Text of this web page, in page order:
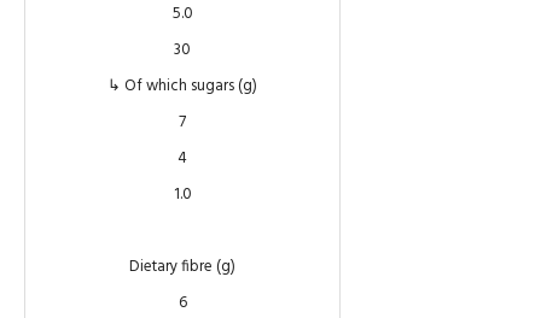
5.0
30
↳ Of which sugars (g)
7
4
1.0
Dietary fibre (g)
6